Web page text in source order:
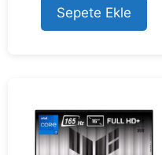
o
f
5
Sepete Ekle